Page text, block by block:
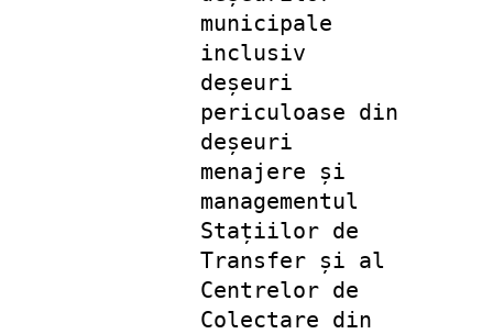
municipale
inclusiv
deșeuri
periculoase din
deșeuri
menajere și
managementul
Stațiilor de
Transfer și al
Centrelor de
Colectare din